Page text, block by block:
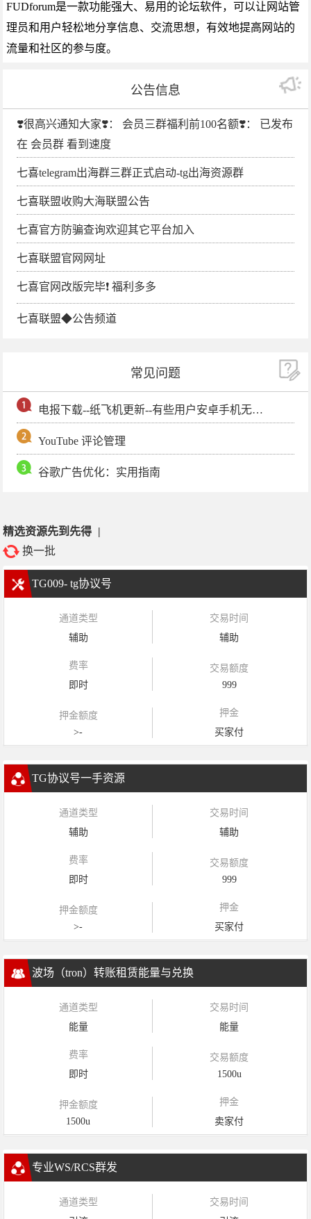
FUDforum是一款功能强大、易用的论坛软件，可以让网站管
理员和用户轻松地分享信息、交流思想，有效地提高网站的
流量和社区的参与度。
公告信息
❣️很高兴通知大家❣️： 会员三群福利前100名额❣️： 已发布
在 会员群 看到速度
七喜telegram出海群三群正式启动-tg出海资源群
七喜联盟收购大海联盟公告
七喜官方防骗查询欢迎其它平台加入
七喜联盟官网网址
七喜官网改版完毕❗️ 福利多多
七喜联盟◆公告频道
常见问题
电报下载--纸飞机更新--有些用户安卓手机无法更新电报软件
YouTube 评论管理
谷歌广告优化：实用指南
精选资源先到先得 |
换一批
TG009- tg协议号
通道类型
辅助
交易时间
辅助
费率
即时
交易额度
999
押金额度
>-
押金
买家付
TG协议号一手资源
通道类型
辅助
交易时间
辅助
费率
即时
交易额度
999
押金额度
>-
押金
买家付
波场（tron）转账租赁能量与兑换
通道类型
能量
交易时间
能量
费率
即时
交易额度
1500u
押金额度
1500u
押金
卖家付
专业WS/RCS群发
通道类型
交易时间